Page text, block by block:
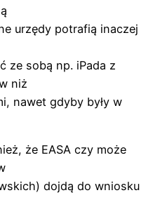
urzędy potrafią inaczej
ze sobą np. iPada z
niż
nawet gdyby były w
że EASA czy może
dojdą do wniosku